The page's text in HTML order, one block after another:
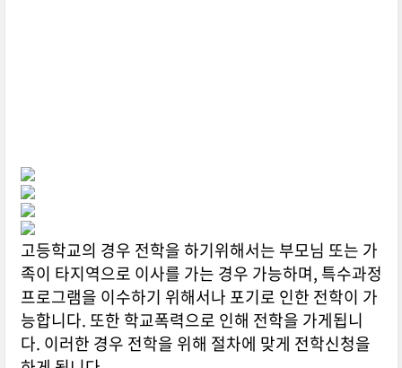
고등학교의 경우 전학을 하기위해서는 부모님 또는 가
족이 타지역으로 이사를 가는 경우 가능하며, 특수과정
프로그램을 이수하기 위해서나 포기로 인한 전학이 가
능합니다. 또한 학교폭력으로 인해 전학을 가게됩니
다. 이러한 경우 전학을 위해 절차에 맞게 전학신청을